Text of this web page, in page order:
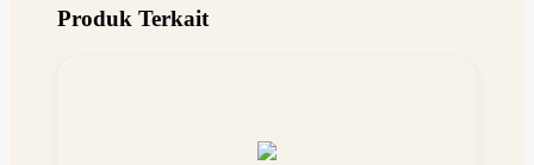
Produk Terkait